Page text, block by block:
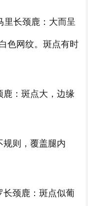
长颈鹿：大而呈
色网纹。斑点有时
鹿：斑点大，边缘
规则，覆盖腿内
长颈鹿：斑点似葡